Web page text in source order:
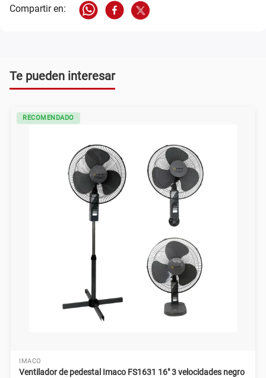
Te pueden interesar
RECOMENDADO
IMACO
Ventilador de pedestal Imaco FS1631 16" 3 velocidades negro